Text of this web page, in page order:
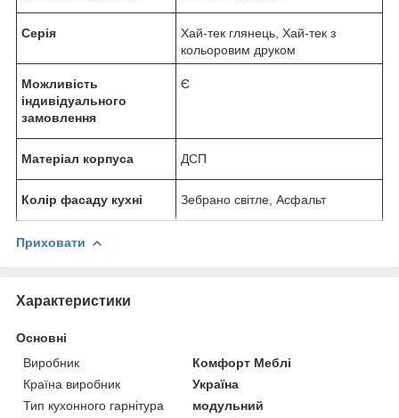
Серія
Хай-тек глянець, Хай-тек з
кольоровим друком
Можливість
індивідуального
замовлення
Є
Матеріал корпуса ДСП
Колір фасаду кухні Зебрано світле, Асфальт
Приховати
Характеристики
Основні
Виробник
Комфорт Меблі
Країна виробник
Україна
Тип кухонного гарнітура
модульний